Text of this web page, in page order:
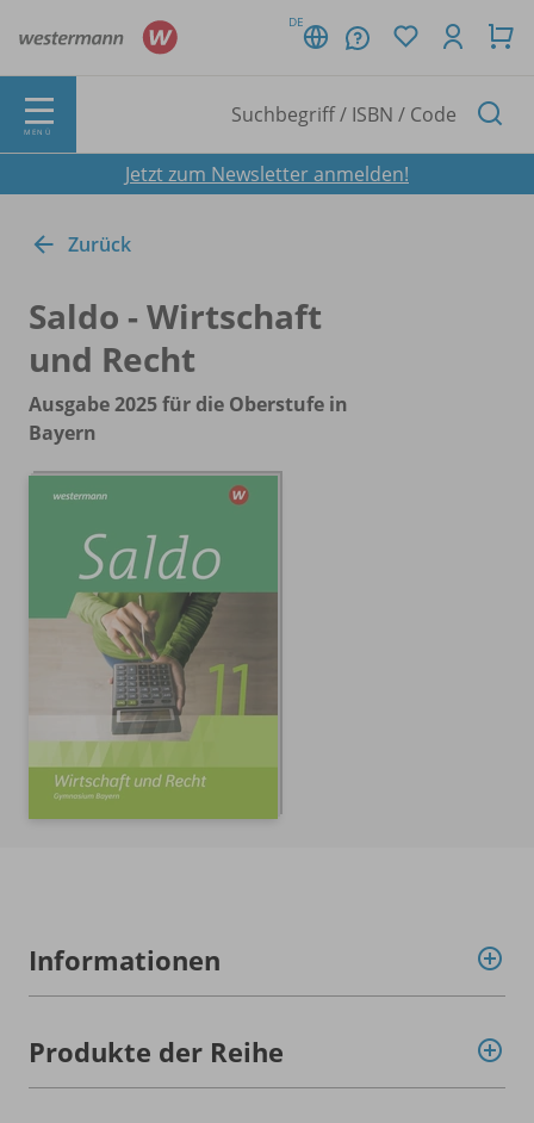
DE
MENÜ
Jetzt zum Newsletter anmelden!
Zurück
Saldo - Wirtschaft
und Recht
Ausgabe 2025 für die Oberstufe in
Bayern
Informationen
Produkte der Reihe